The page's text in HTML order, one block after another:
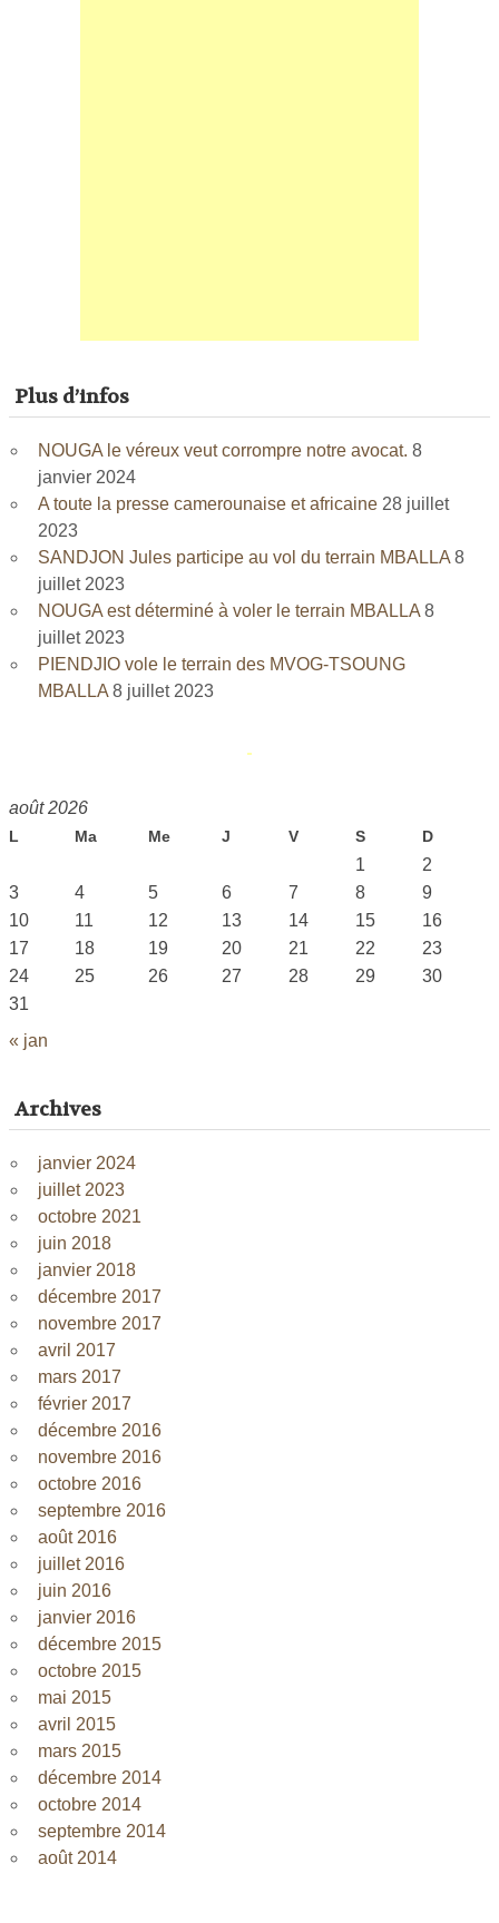
Plus d’infos
NOUGA le véreux veut corrompre notre avocat. 8
janvier 2024
A toute la presse camerounaise et africaine 28 juillet
2023
SANDJON Jules participe au vol du terrain MBALLA 8
juillet 2023
NOUGA est déterminé à voler le terrain MBALLA 8
juillet 2023
PIENDJIO vole le terrain des MVOG-TSOUNG
MBALLA 8 juillet 2023
août 2026
L Ma Me J V S D
« jan
1
2
3
4 5 6 7 8
9
10
11 12 13 14 15
16
17
18 19 20 21 22
23
24
25 26 27 28 29
30
31
Archives
janvier 2024
juillet 2023
octobre 2021
juin 2018
janvier 2018
décembre 2017
novembre 2017
avril 2017
mars 2017
février 2017
décembre 2016
novembre 2016
octobre 2016
septembre 2016
août 2016
juillet 2016
juin 2016
janvier 2016
décembre 2015
octobre 2015
mai 2015
avril 2015
mars 2015
décembre 2014
octobre 2014
septembre 2014
août 2014